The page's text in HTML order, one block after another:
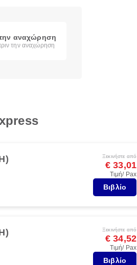
αναχώρηση
την αναχώρηση
Ξεκινήστε από
€ 33,01
Τιμή/ Pax
Βιβλίο
Ξεκινήστε από
€ 34,52
Τιμή/ Pax
Βιβλίο